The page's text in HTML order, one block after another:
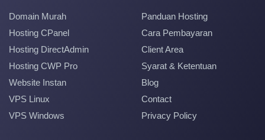
Domain Murah
Hosting CPanel
Hosting DirectAdmin
Hosting CWP Pro
Website Instan
VPS Linux
VPS Windows
Panduan Hosting
Cara Pembayaran
Client Area
Syarat & Ketentuan
Blog
Contact
Privacy Policy